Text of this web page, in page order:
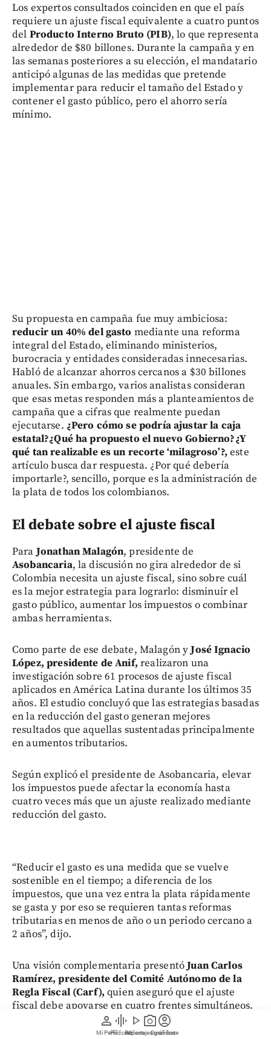
person
Mi Perfil
graphic_eq
Pódcast
play_arrow
Videos
photo_camera
Reportajes gráficos
account_circle
Suscríbete
Los expertos consultados coinciden en que el país
requiere un ajuste fiscal equivalente a cuatro puntos
del Producto Interno Bruto (PIB), lo que representa
alrededor de $80 billones. Durante la campaña y en
las semanas posteriores a su elección, el mandatario
anticipó algunas de las medidas que pretende
implementar para reducir el tamaño del Estado y
contener el gasto público, pero el ahorro sería
mínimo.
Su propuesta en campaña fue muy ambiciosa:
reducir un 40% del gasto mediante una reforma
integral del Estado, eliminando ministerios,
burocracia y entidades consideradas innecesarias.
Habló de alcanzar ahorros cercanos a $30 billones
anuales. Sin embargo, varios analistas consideran
que esas metas responden más a planteamientos de
campaña que a cifras que realmente puedan
ejecutarse. ¿Pero cómo se podría ajustar la caja
estatal?¿Qué ha propuesto el nuevo Gobierno?¿Y
qué tan realizable es un recorte ‘milagroso’?, este
artículo busca dar respuesta. ¿Por qué debería
importarle?, sencillo, porque es la administración de
la plata de todos los colombianos.
El debate sobre el ajuste fiscal
ParaJonathan Malagón, presidente de
Asobancaria, la discusión no gira alrededor de si
Colombia necesita un ajuste fiscal, sino sobre cuál
es la mejor estrategia para lograrlo: disminuir el
gasto público, aumentar los impuestos o combinar
ambas herramientas.
Como parte de ese debate, Malagón yJosé Ignacio
López, presidente de Anif,realizaron una
investigación sobre 61 procesos de ajuste fiscal
aplicados en América Latina durante los últimos 35
años. El estudio concluyó que las estrategias basadas
en la reducción del gasto generan mejores
resultados que aquellas sustentadas principalmente
en aumentos tributarios.
Según explicó el presidente de Asobancaria, elevar
los impuestos puede afectar la economía hasta
cuatro veces más que un ajuste realizado mediante
reducción del gasto.
“Reducir el gasto es una medida que se vuelve
sostenible en el tiempo; a diferencia de los
impuestos, que una vez entra la plata rápidamente
se gasta y por eso se requieren tantas reformas
tributarias en menos de año o un periodo cercano a
2 años”, dijo.
Una visión complementaria presentóJuan Carlos
Ramírez, presidente del Comité Autónomo de la
Regla Fiscal (Carf), quien aseguró que el ajuste
fiscal debe apoyarse en cuatro frentes simultáneos.